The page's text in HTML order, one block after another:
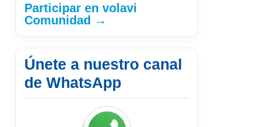
Participar en volavi
Comunidad →
Únete a nuestro canal
de WhatsApp